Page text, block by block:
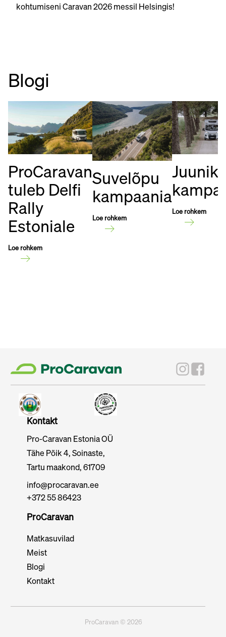
kohtumiseni Caravan 2026 messil Helsingis!
Blogi
ProCaravan
tuleb Delfi
Rally
Estoniale
Loe rohkem
Suvelõpu
kampaania
Loe rohkem
Loe rohkem
Kontakt
Pro-Caravan Estonia OÜ
Tähe Põik 4, Soinaste,
Tartu maakond, 61709
info@procaravan.ee
+372 55 86423
ProCaravan
Matkasuvilad
Meist
Blogi
Kontakt
ProCaravan © 2026